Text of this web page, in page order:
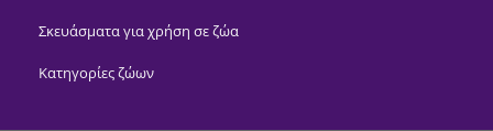
Σκευάσματα για χρήση σε ζώα
Κατηγορίες ζώων